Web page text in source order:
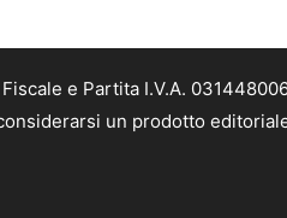
e Partita I.V.A.
un prodotto